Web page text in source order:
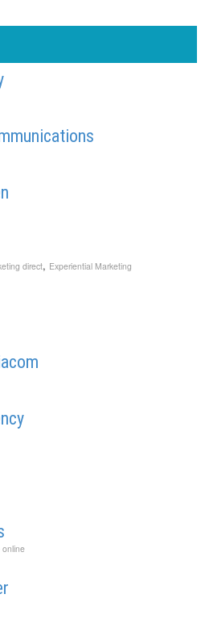
direct, Experiential Marketing
online